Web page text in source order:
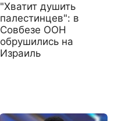
"Хватит душить
палестинцев": в
Совбезе ООН
обрушились на
Израиль